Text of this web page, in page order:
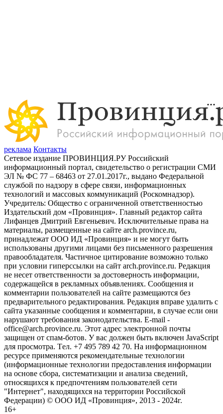
реклама Контакты
Сетевое издание ПРОВИНЦИЯ.РУ Российский
информационный портал, свидетельство о регистрации СМИ
ЭЛ № ФС 77 – 68463 от 27.01.2017г., выдано Федеральной
службой по надзору в сфере связи, информационных
технологий и массовых коммуникаций (Роскомнадзор).
Учредитель: Общество с ограниченной ответственностью
Издательский дом «Провинция». Главный редактор сайта
Лифанцев Дмитрий Евгеньевич. Исключительные права на
материалы, размещенные на сайте arch.province.ru,
принадлежат ООО ИД «Провинция» и не могут быть
использованы другими лицами без письменного разрешения
правообладателя. Частичное цитирование возможно только
при условии гиперссылки на сайт arch.province.ru. Редакция
не несет ответственности за достоверность информации,
содержащейся в рекламных объявлениях. Сообщения и
комментарии пользователей на сайте размещаются без
предварительного редактирования. Редакция вправе удалить с
сайта указанные сообщения и комментарии, в случае если они
нарушают требования законодательства. E-mail -
office@arch.province.ru. Этот адрес электронной почты
защищен от спам-ботов. У вас должен быть включен JavaScript
для просмотра. Tел. +7 495 789 42 70. На информационном
ресурсе применяются рекомендательные технологии
(информационные технологии предоставления информации
на основе сбора, систематизации и анализа сведений,
относящихся к предпочтениям пользователей сети
"Интернет", находящихся на территории Российской
Федерации) © ООО ИД «Провинция», 2013 - 2024г.
16+